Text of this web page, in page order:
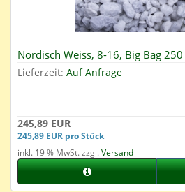
Nordisch Weiss, 8-16, Big Bag
Lieferzeit: Auf Anfrage
245,89 EUR
245,89 EUR pro Stück
inkl. 19 % MwSt. zzgl.Versand